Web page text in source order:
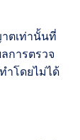
ตเท่านั้นที่
การตรวจ
ำโดยไม่ได้